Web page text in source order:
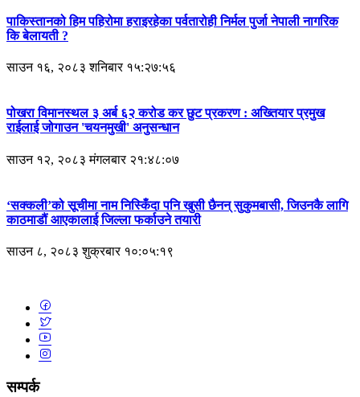
पाकिस्तानको हिम पहिरोमा हराइरहेका पर्वतारोही निर्मल पुर्जा नेपाली नागरिक
कि बेलायती ?
साउन १६, २०८३ शनिबार १५:२७:५६
पोखरा विमानस्थल ३ अर्ब ६२ करोड कर छुट प्रकरण : अख्तियार प्रमुख
राईलाई जोगाउन 'चयनमुखी' अनुसन्धान
साउन १२, २०८३ मंगलबार २१:४८:०७
‘सक्कली’को सूचीमा नाम निस्किँदा पनि खुसी छैनन् सुकुमबासी, जिउनकै लागि
काठमाडौं आएकालाई जिल्ला फर्काउने तयारी
साउन ८, २०८३ शुक्रबार १०:०५:१९
सम्पर्क